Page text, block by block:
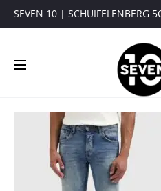
SEVEN 10 | SCHUIFELENBERG